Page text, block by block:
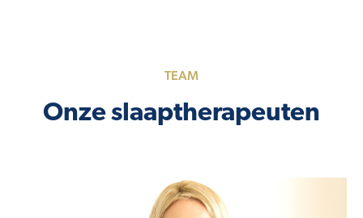
TEAM
Onze slaaptherapeuten